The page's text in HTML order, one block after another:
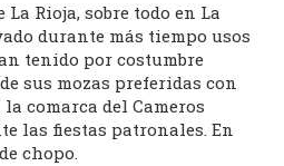
Rioja, sobre todo en La
durante más tiempo usos
tenido por costumbre
sus mozas preferidas con
comarca del Cameros
las fiestas patronales. En
chopo.